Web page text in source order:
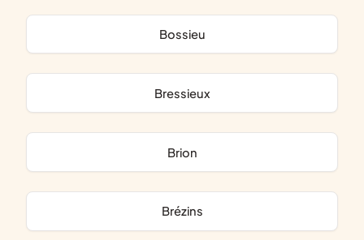
Bossieu
Bressieux
Brion
Brézins